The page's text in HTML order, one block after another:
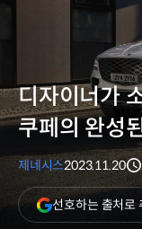
디자이너가
쿠페의 완성
제네시스2023.11.20
선호하는 출처로